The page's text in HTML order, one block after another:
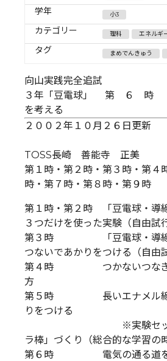
学年 小3
カテゴリー 理科 エネルギ
タグ まめでんきゅう
向山実践完全追試
３年「豆電球」 第 ６ 時
を考える
２００２年１０月２６日更新
TOSS長崎 善能寺 正美
第１時・第２時・第３時・第４
時・第７時・第８時・第９時
第１時・第２時 「豆電球・導
３つだけを使った実験（自由試
第３時 「豆電球・導線２
つないであかりをつける（自由
第４時 つかないつな
方
第５時 長いエナメル線・
りをつける
※実験セットにあ
ラ棒」づくり（総合的な学習の
第６時 電気の通る道を